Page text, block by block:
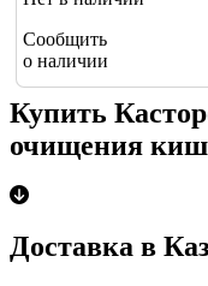
Сообщить
о наличии
Купить
очищения
Доставка в